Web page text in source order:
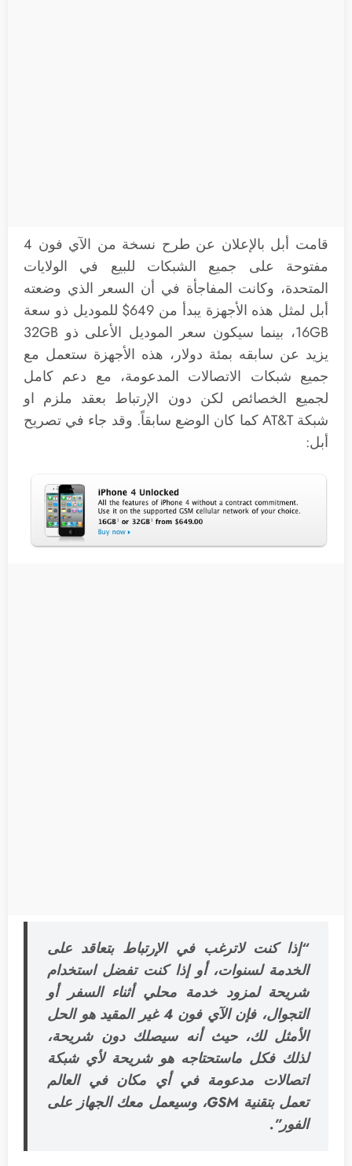
قامت أبل بالإعلان عن طرح نسخة من الآي فون 4
مفتوحة على جميع الشبكات للبيع في الولايات
المتحدة، وكانت المفاجأة في أن السعر الذي وضعته
أبل لمثل هذه الأجهزة يبدأ من ‪$‬649 للموديل ذو سعة
16GB، بينما سيكون سعر الموديل الأعلى ذو 32GB
يزيد عن سابقه بمئة دولار، هذه الأجهزة ستعمل مع
جميع شبكات الاتصالات المدعومة، مع دعم كامل
لجميع الخصائص لكن دون الإرتباط بعقد ملزم او
شبكة AT&T كما كان الوضع سابقاً. وقد جاء في تصريح
أبل:
“إذا كنت لاترغب في الإرتباط بتعاقد على
الخدمة لسنوات، أو إذا كنت تفضل استخدام
شريحة لمزود خدمة محلي أثناء السفر أو
التجوال، فإن الآي فون 4 غير المقيد هو الحل
الأمثل لك، حيث أنه سيصلك دون شريحة،
لذلك فكل ماستحتاجه هو شريحة لأي شبكة
اتصالات مدعومة في أي مكان في العالم
تعمل بتقنية GSM، وسيعمل معك الجهاز على
الفور”.